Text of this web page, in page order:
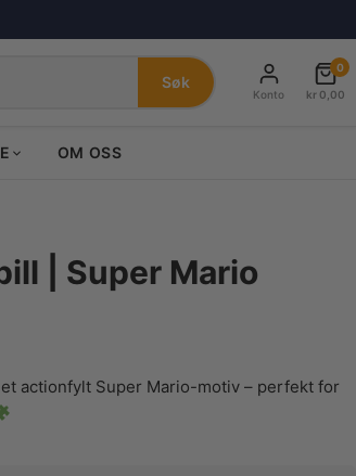
Søk
Konto
0
kr 0,00
OM OSS
| Super Mario
actionfylt Super Mario-motiv – perfekt for